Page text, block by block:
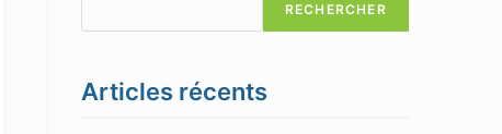
RECHERCHER
Articles récents